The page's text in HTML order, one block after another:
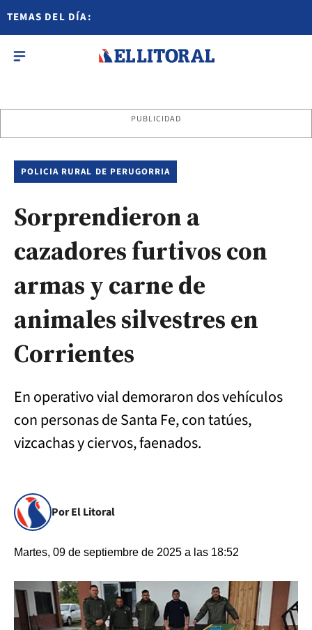
TEMAS DEL DÍA:
PUBLICIDAD
POLICIA RURAL DE PERUGORRIA
Sorprendieron a
cazadores furtivos con
armas y carne de
animales silvestres en
Corrientes
En operativo vial demoraron dos vehículos
con personas de Santa Fe, con tatúes,
vizcachas y ciervos, faenados.
Por El Litoral
Martes, 09 de septiembre de 2025 a las 18:52